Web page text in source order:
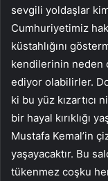
sevgili yoldaşlar
Cumhuriyetimiz
küstahlığını
kendilerinin neden
ediyor olabilirler.
ki bu yüz kızartıcı
bir hayal kırıklığı
Mustafa Kemal’in
yaşayacaktır. Bu
tükenmez coşku